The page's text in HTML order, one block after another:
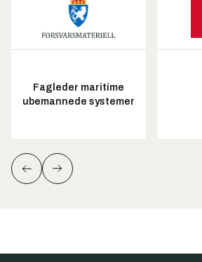
Fagleder maritime
ubemannede systemer